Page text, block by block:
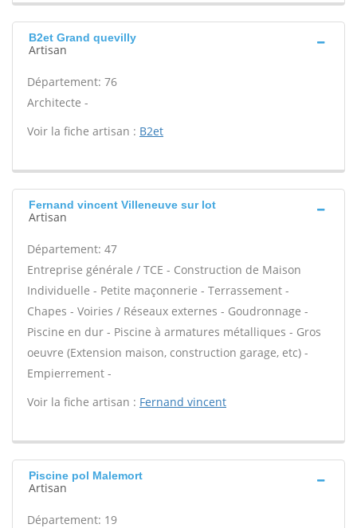
B2et Grand quevilly
Artisan
Département: 76
Architecte -
Voir la fiche artisan : B2et
Fernand vincent Villeneuve sur lot
Artisan
Département: 47
Entreprise générale / TCE - Construction de Maison
Individuelle - Petite maçonnerie - Terrassement -
Chapes - Voiries / Réseaux externes - Goudronnage -
Piscine en dur - Piscine à armatures métalliques - Gros
oeuvre (Extension maison, construction garage, etc) -
Empierrement -
Voir la fiche artisan : Fernand vincent
Piscine pol Malemort
Artisan
Département: 19